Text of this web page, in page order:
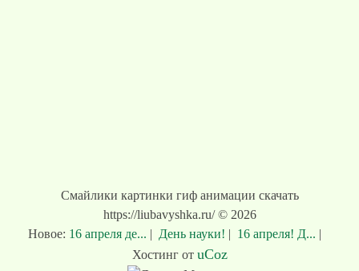
Смайлики картинки гиф анимации скачать
https://liubavyshka.ru/ © 2026
Новое: 16 апреля де... | День науки! | 16 апреля! Д... |
Хостинг от uCoz